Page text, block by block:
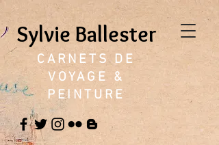
Sylvie Ballester
CARNETS DE
VOYAGE &
PEINTURE